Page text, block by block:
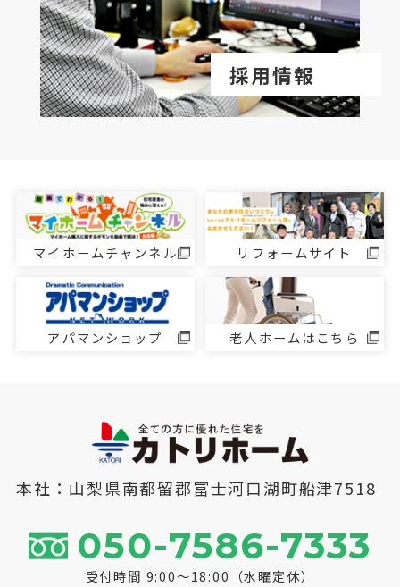
採用情報
マイホームチャンネル リフォームサイト
アパマンショップ 老人ホームはこちら
本社：山梨県南都留郡富士河口湖町船津7518
050-7586-7333
受付時間 9:00～18:00（水曜定休）